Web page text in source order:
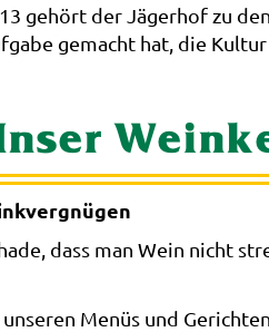
gehört der Jägerhof zu
gemacht hat, die
dass man Wein nicht
unseren Menüs und